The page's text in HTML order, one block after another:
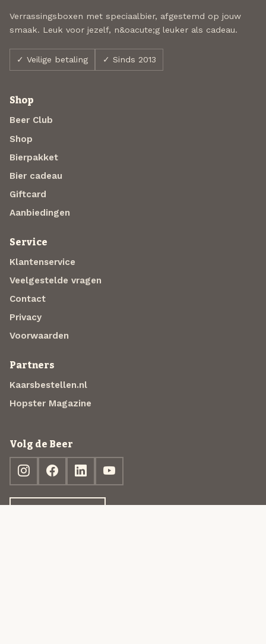
Verrassingsboxen met speciaalbier, afgestemd op jouw
smaak. Leuk voor jezelf, n&oacute;g leuker als cadeau.
✓ Veilige betaling ✓ Sinds 2013
Shop
Beer Club
Shop
Bierpakket
Bier cadeau
Giftcard
Aanbiedingen
Service
Klantenservice
Veelgestelde vragen
Contact
Privacy
Voorwaarden
Partners
Kaarsbestellen.nl
Hopster Magazine
Volg de Beer